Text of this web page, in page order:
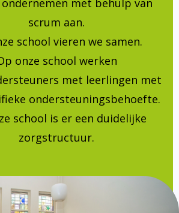
met behulp van
scrum aan.
school vieren we samen.
onze school werken
met leerlingen met
ondersteuningsbehoefte.
school is er een duidelijke
zorgstructuur.